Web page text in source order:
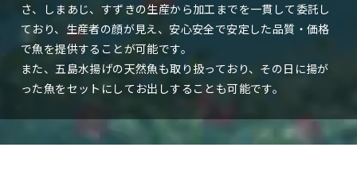
さ、しまあじ、すずきの生産から加工までを一貫して委託し
ており、生産者の顔が見え、安心安全で安定した品質・価格
で魚を提供することが可能です。
また、五島水揚げの天然魚も取り扱っており、その日に揚が
った魚をセットにしてお出しすることも可能です。